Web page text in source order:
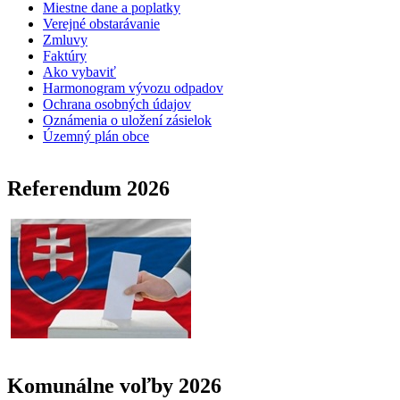
Miestne dane a poplatky
Verejné obstarávanie
Zmluvy
Faktúry
Ako vybaviť
Harmonogram vývozu odpadov
Ochrana osobných údajov
Oznámenia o uložení zásielok
Územný plán obce
Referendum 2026
Komunálne voľby 2026